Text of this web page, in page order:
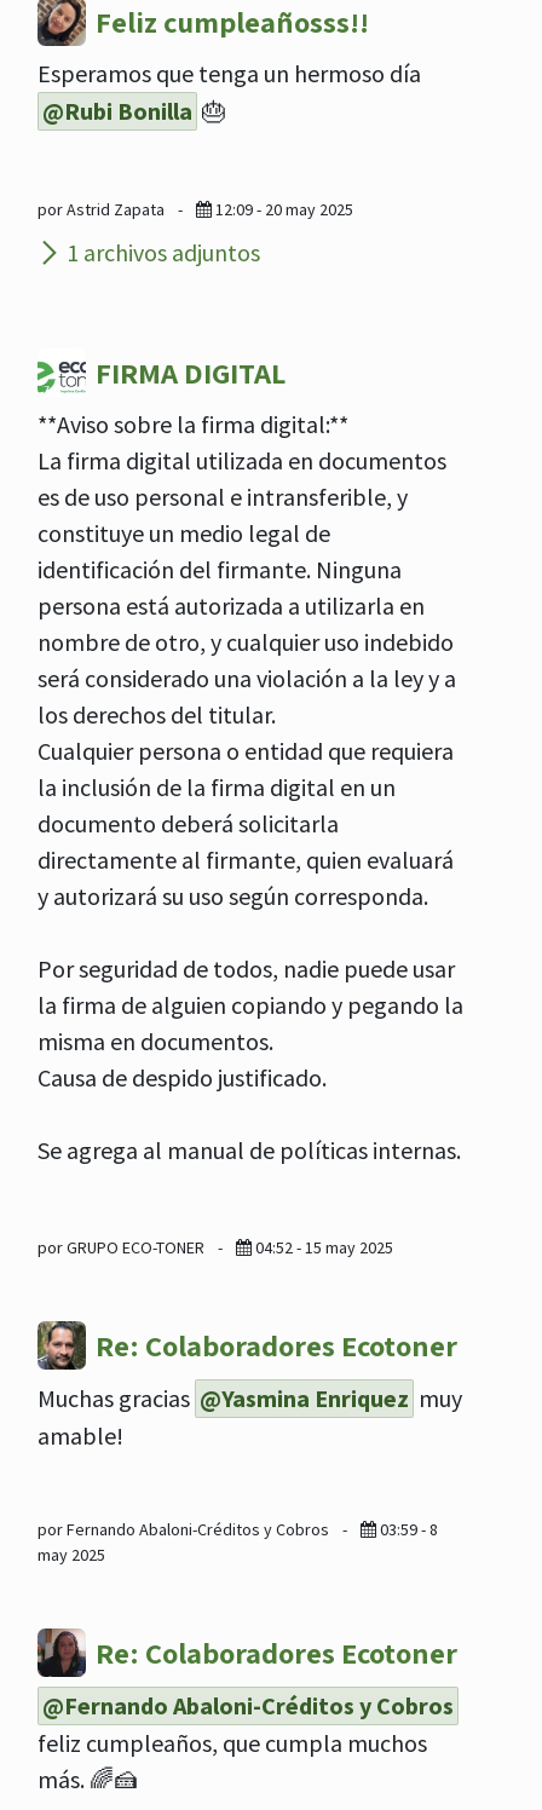
Feliz cumpleañosss!!
Esperamos que tenga un hermoso día
@Rubi Bonilla 🎂
por Astrid Zapata - 12:09 - 20 may 2025
1 archivos adjuntos
FIRMA DIGITAL
**Aviso sobre la firma digital:**
La firma digital utilizada en documentos
es de uso personal e intransferible, y
constituye un medio legal de
identificación del firmante. Ninguna
persona está autorizada a utilizarla en
nombre de otro, y cualquier uso indebido
será considerado una violación a la ley y a
los derechos del titular.
Cualquier persona o entidad que requiera
la inclusión de la firma digital en un
documento deberá solicitarla
directamente al firmante, quien evaluará
y autorizará su uso según corresponda.
Por seguridad de todos, nadie puede usar
la firma de alguien copiando y pegando la
misma en documentos.
Causa de despido justificado.
Se agrega al manual de políticas internas.
por GRUPO ECO-TONER - 04:52 - 15 may 2025
Re: Colaboradores Ecotoner
Muchas gracias @Yasmina Enriquez muy
amable!
por Fernando Abaloni-Créditos y Cobros -
03:59 - 8
may 2025
Re: Colaboradores Ecotoner
@Fernando Abaloni-Créditos y Cobros
feliz cumpleaños, que cumpla muchos
más. 🌈🍰